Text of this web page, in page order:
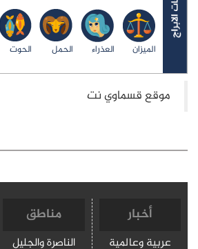
الميزان العذراء الحمل الحوت
أخبار
عربية وعالمية
مناطق
الناصرة والجليل